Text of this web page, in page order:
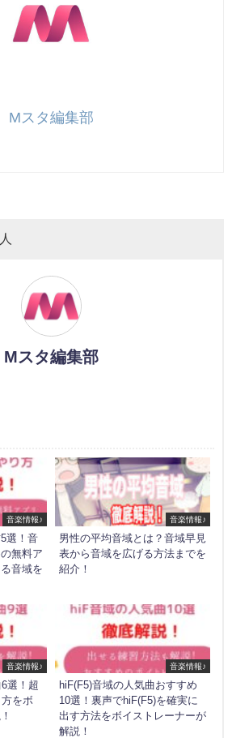
Mスタ編集部
Mスタ編集部
音楽情報♪
選！音
無料ア
音域を
音楽情報♪
男性の平均音域とは？音域早見
表から音域を広げる方法までを
紹介！
音楽情報♪
選！超
をボ
音楽情報♪
hiF(F5)音域の人気曲おすすめ
10選！裏声でhiF(F5)を確実に
出す方法をボイストレーナーが
解説！